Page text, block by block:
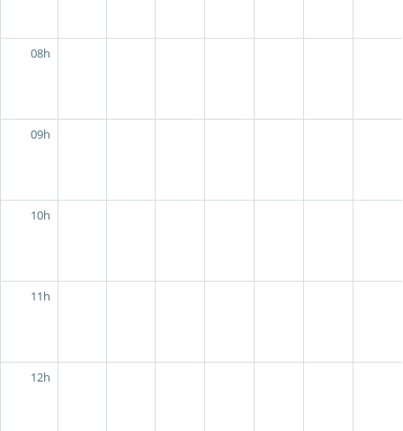
08h
09h
10h
11h
12h